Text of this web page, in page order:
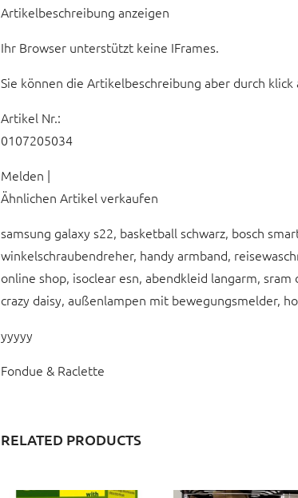
Artikelbeschreibung anzeigen
Ihr Browser unterstützt keine IFrames.
Sie können die Artikelbeschreibung aber durch
Artikel Nr.:
0107205034
Melden |
Ähnlichen Artikel verkaufen
samsung galaxy s22, basketball schwarz, bosch
winkelschraubendreher, handy armband,
online shop, isoclear esn, abendkleid langarm,
crazy daisy, außenlampen mit bewegungsmelder,
yyyyy
Fondue & Raclette
RELATED PRODUCTS